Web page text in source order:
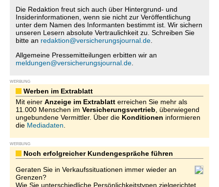
Die Redaktion freut sich auch über Hintergrund- und
Insiderinformationen, wenn sie nicht zur Veröffentlichung
unter dem Namen des Informanten bestimmt ist. Wir sichern
unseren Lesern absolute Vertraulichkeit zu. Schreiben Sie
bitte an redaktion@versicherungsjournal.de
Allgemeine Pressemitteilungen erbitten wir an
meldungen@versicherungsjournal.de
WERBUNG
Werben im Extrablatt
Mit einer Anzeige im Extrablatt erreichen Sie mehr als
11.000 Menschen im Versicherungsvertrieb , überwiegend
ungebundene Vermittler. Über die Konditionen informieren
die Mediadaten
WERBUNG
Noch erfolgreicher Kundengespräche führen
Geraten Sie in Verkaufssituationen immer wieder an
Grenzen?
Wie Sie unterschiedliche Persönlichkeitstypen zielgerichtet